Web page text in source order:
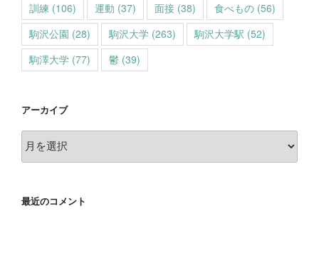
訓練 (106) 運動 (37) 面接 (38) 食べもの (56)
駒沢公園 (28) 駒沢大学 (263) 駒沢大学駅 (52)
駒澤大学 (77) 鬱 (39)
アーカイブ
ア
ー
イ
最近のコメント